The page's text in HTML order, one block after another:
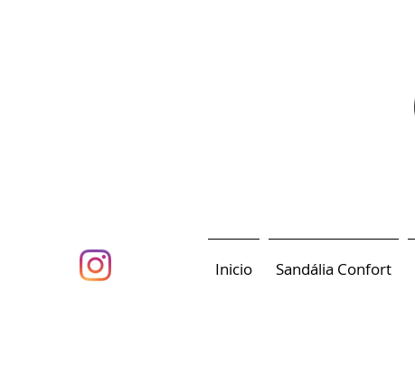
Inicio Sandália Confort